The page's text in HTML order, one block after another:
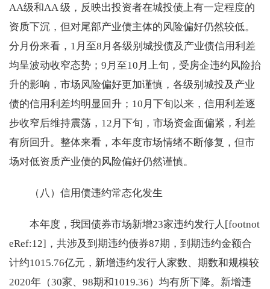
AA级和AA 级，反映出投资者在城投债上有一定程度的
资质下沉，但对尾部产业债主体的风险偏好仍然较低。
分月份来看，1月至8月各级别城投债及产业债信用利差
均呈波动收窄态势；9月至10月上旬，受房企违约风险抬
升的影响，市场风险偏好更加谨慎，各级别城投及产业
债的信用利差均明显回升；10月下旬以来，信用利差逐
步收窄后维持震荡，12月下旬，市场资金面偏紧，利差
有所回升。整体来看，本年度市场情绪不断修复，但市
场对低资质产业债的风险偏好仍然谨慎。
（八）信用债违约常态化发生
本年度，我国债券市场新增23家违约发行人[footnot
eRef:12]，共涉及到期违约债券87期，到期违约金额合
计约1015.76亿元，新增违约发行人家数、期数和规模较
2020年（30家、98期和1019.36）均有所下降。新增违